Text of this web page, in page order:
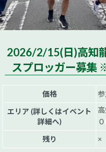
2026/2/15(日)高知
スプロッガー募集
価格
エリア (詳しくはイベント
詳細へ)
０
残り
×